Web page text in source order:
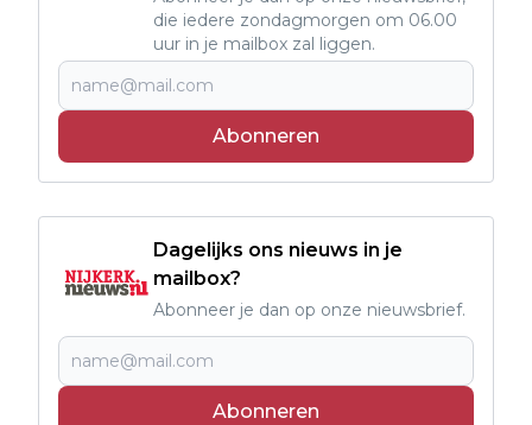
die iedere zondagmorgen om 06.00
uur in je mailbox zal liggen.
Abonneren
Dagelijks ons nieuws in je
mailbox?
Abonneer je dan op onze nieuwsbrief.
Abonneren